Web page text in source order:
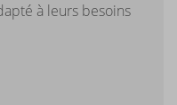
à leurs besoins